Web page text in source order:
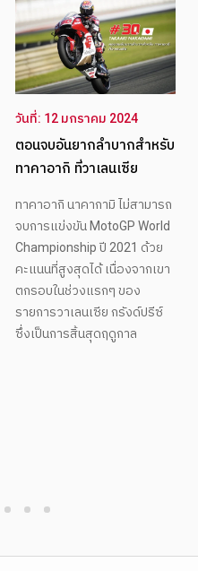
วันที่: 12 มกราคม 2024
ตอนจบอันยากลำบากสำหรับ
ทาคาอากิ ที่วาเลนเซีย
ทาคาอากิ นาคากามิ ไม่สามารถ
จบการแข่งขัน MotoGP World
Championship ปี 2021 ด้วย
คะแนนที่สูงสุดได้ เนื่องจากเขา
ตกรอบในช่วงแรกๆ ของ
รายการวาเลนเซีย กรังด์ปรีซ์
ซึ่งเป็นการสิ้นสุดฤดูกาล
6